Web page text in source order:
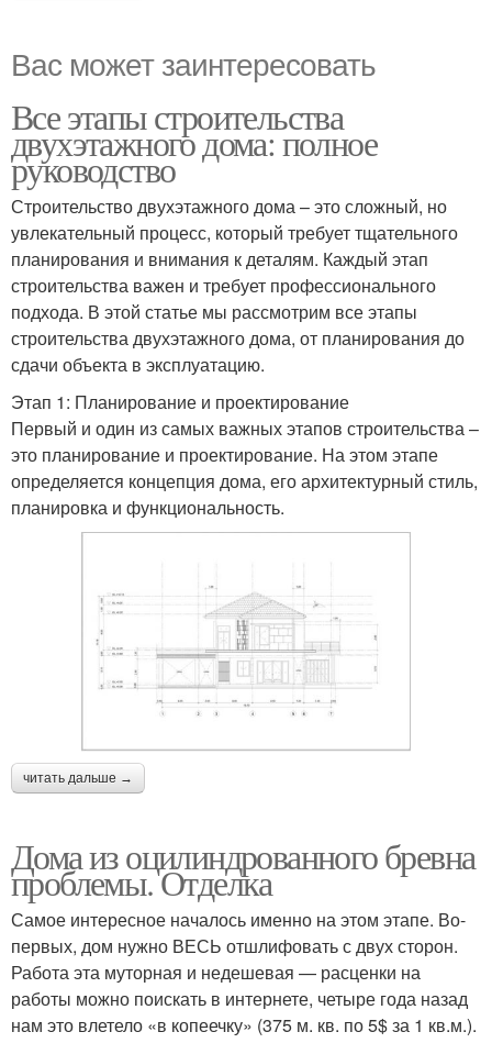
Вас может заинтересовать
Все этапы строительства
двухэтажного дома: полное
руководство
Строительство двухэтажного дома – это сложный, но
увлекательный процесс, который требует тщательного
планирования и внимания к деталям. Каждый этап
строительства важен и требует профессионального
подхода. В этой статье мы рассмотрим все этапы
строительства двухэтажного дома, от планирования до
сдачи объекта в эксплуатацию.
Этап 1: Планирование и проектирование
Первый и один из самых важных этапов строительства –
это планирование и проектирование. На этом этапе
определяется концепция дома, его архитектурный стиль,
планировка и функциональность.
читать дальше →
Дома из оцилиндрованного бревна
проблемы. Отделка
Самое интересное началось именно на этом этапе. Во-
первых, дом нужно ВЕСЬ отшлифовать с двух сторон.
Работа эта муторная и недешевая — расценки на
работы можно поискать в интернете, четыре года назад
нам это влетело «в копеечку» (375 м. кв. по 5$ за 1 кв.м.).